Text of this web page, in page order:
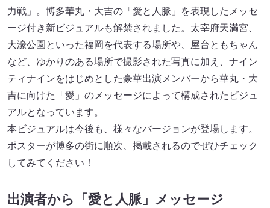
力戦」。博多華丸・大吉の「愛と人脈」を表現したメッセ
ージ付き新ビジュアルも解禁されました。太宰府天満宮、
大濠公園といった福岡を代表する場所や、屋台ともちゃん
など、ゆかりのある場所で撮影された写真に加え、ナイン
ティナインをはじめとした豪華出演メンバーから華丸・大
吉に向けた「愛」のメッセージによって構成されたビジュ
アルとなっています。
本ビジュアルは今後も、様々なバージョンが登場します。
ポスターが博多の街に順次、掲載されるのでぜひチェック
してみてください！
出演者から「愛と人脈」メッセージ